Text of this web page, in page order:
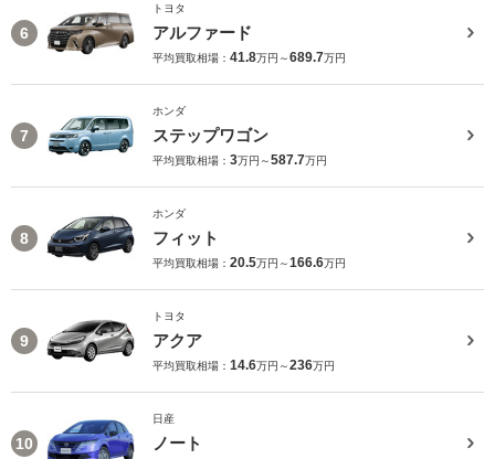
6
トヨタ
アルファード
平均買取相場： 41.8万円～689.7万円
7
ホンダ
ステップワゴン
平均買取相場： 3万円～587.7万円
8
ホンダ
フィット
平均買取相場： 20.5万円～166.6万円
9
トヨタ
アクア
平均買取相場： 14.6万円～236万円
10
日産
ノート